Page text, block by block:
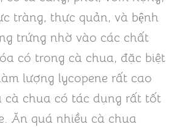
tràng, thực quản, và bệnh
trứng nhờ vào các chất
có trong cà chua, đặc biệt
lượng lycopene rất cao
cà chua có tác dụng rất tốt
Ăn quá nhiều cà chua